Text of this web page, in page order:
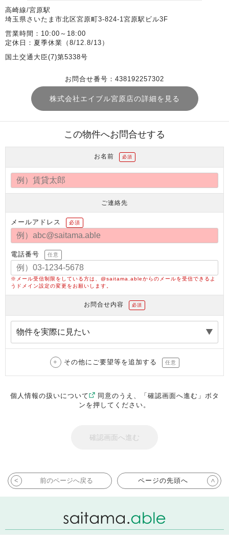
高崎線/宮原駅
埼玉県さいたま市北区宮原町3-824-1宮原駅ビル3F
営業時間：10:00～18:00
定休日：夏季休業（8/12.8/13）
国土交通大臣(7)第5338号
お問合せ番号：438192257302
株式会社エイブル宮原店の詳細を見る
この物件へお問合せする
お名前 必須
ご連絡先
メールアドレス 必須
電話番号 任意
※メール受信制限をしている方は、@saitama.ableからのメールを受信できるよ
うドメイン設定の変更をお願いします。
お問合せ内容 必須
その他にご要望等を追加する 任意
個人情報の扱いについて
同意のうえ、「確認画面へ進む」ボタ
ンを押してください。
前のページへ戻る ページの先頭へ